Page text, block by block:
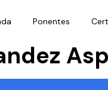
Ponentes